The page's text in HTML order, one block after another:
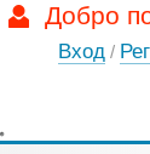
Добро
Вход /